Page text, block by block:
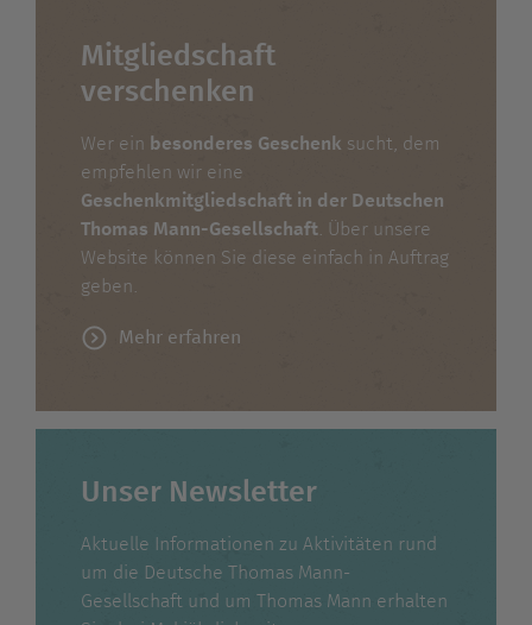
Mitgliedschaft
verschenken
Wer ein besonderes Geschenk sucht, dem
empfehlen wir eine
Geschenkmitgliedschaft in der Deutschen
Thomas Mann-Gesellschaft . Über unsere
Website können Sie diese einfach in Auftrag
geben.
Mehr erfahren
Unser Newsletter
Aktuelle Informationen zu Aktivitäten rund
um die Deutsche Thomas Mann-
Gesellschaft und um Thomas Mann erhalten